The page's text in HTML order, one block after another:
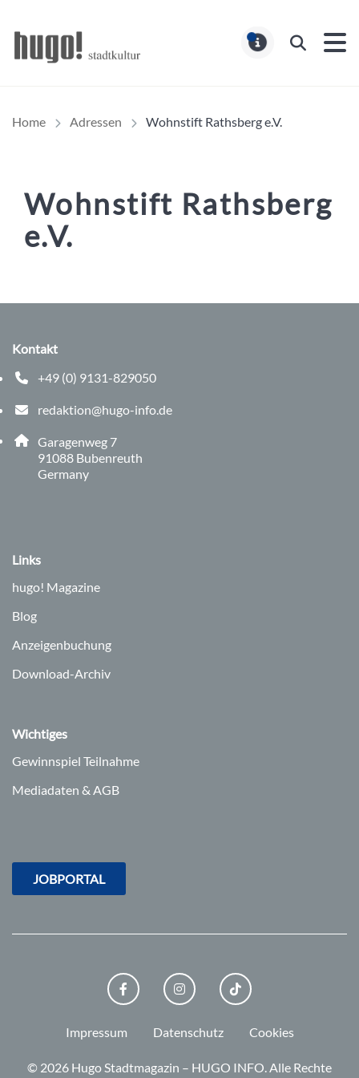
Suchen
Home Adressen Wohnstift Rathsberg e.V.
Wohnstift Rathsberg
e.V.
Kontakt
+49 (0) 9131-829050
Telefonnummer: 0 9 1 3 1 8 2 9 0 5 0
redaktion@hugo-info.de
E-Mail Adresse: redaktion@hugo-info.de
Adresse:
Garagenweg 7
91088 , 9 1 0 8 8
Bubenreuth
Germany
Links
hugo! Magazine
Blog
Anzeigenbuchung
Download-Archiv
Wichtiges
Gewinnspiel Teilnahme
Mediadaten & AGB
JOBPORTAL
FACEBOOKINSTAGRAMTIKTOK
Impressum Datenschutz Cookies
© 2026 Hugo Stadtmagazin – HUGO INFO.Alle Rechte